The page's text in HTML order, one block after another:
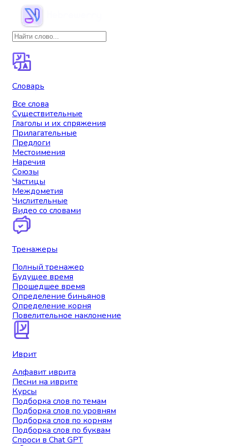
Словарь
Все слова
Существительные
Глаголы и их спряжения
Прилагательные
Предлоги
Местоимения
Наречия
Союзы
Частицы
Междометия
Числительные
Видео со словами
Тренажеры
Полный тренажер
Будущее время
Прошедшее время
Определение биньянов
Определение корня
Повелительное наклонение
Иврит
Алфавит иврита
Песни на иврите
Курсы
Подборка слов по темам
Подборка слов по уровням
Подборка слов по корням
Подборка слов по буквам
Спроси в Chat GPT